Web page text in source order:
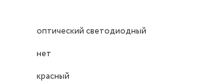
оптический светодиодный
нет
красный